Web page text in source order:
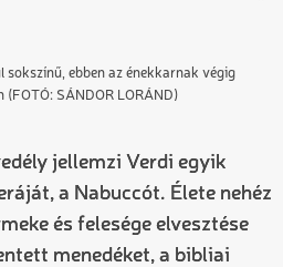
sokszínű, ebben az énekkarnak végig
(FOTÓ: SÁNDOR LORÁND)
jellemzi Verdi egyik
a Nabuccót. Élete nehéz
és felesége elvesztése
menedéket, a bibliai